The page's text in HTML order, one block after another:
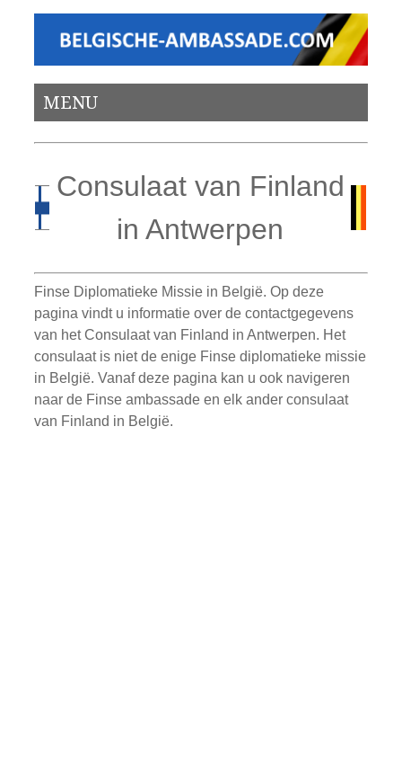
MENU
Consulaat van Finland
in Antwerpen
Finse Diplomatieke Missie in België. Op deze
pagina vindt u informatie over de contactgegevens
van het Consulaat van Finland in Antwerpen. Het
consulaat is niet de enige Finse diplomatieke missie
in België. Vanaf deze pagina kan u ook navigeren
naar de Finse ambassade en elk ander consulaat
van Finland in België.